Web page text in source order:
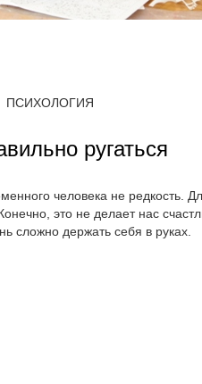
ПСИХОЛОГИЯ
ругаться
человека не редкость.
это не делает нас
сложно держать себя в руках.